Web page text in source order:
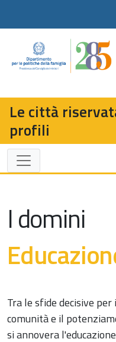
Le città
profili
I domini
Tra le sfide decisive
comunità e il
si annovera